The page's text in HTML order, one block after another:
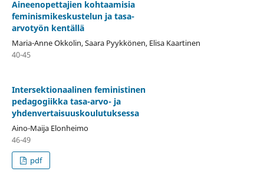
Aineenopettajien kohtaamisia
feminismikeskustelun ja tasa-
arvotyön kentällä
Maria-Anne Okkolin, Saara Pyykkönen, Elisa Kaartinen
40-45
Intersektionaalinen feministinen
pedagogiikka tasa-arvo- ja
yhdenvertaisuuskoulutuksessa
Aino-Maija Elonheimo
46-49
pdf